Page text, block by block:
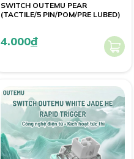
SWITCH OUTEMU PEAR
(TACTILE/5 PIN/POM/PRE LUBED)
4.000đ